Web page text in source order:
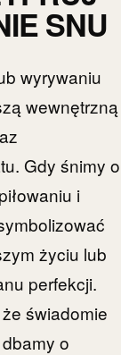
SNU
wyrywaniu
wewnętrzną
Gdy śnimy o
i
życiu lub
perfekcji.
świadomie
o